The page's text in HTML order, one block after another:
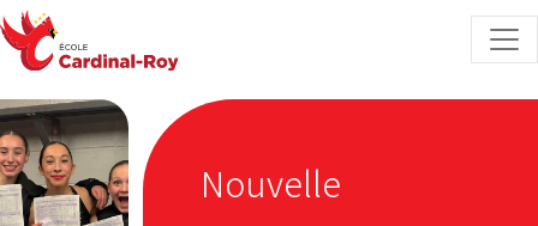
Skip to content
Nouvelle